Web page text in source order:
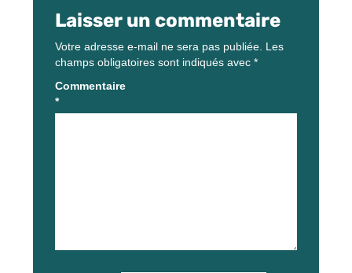
Laisser un commentaire
Votre adresse e-mail ne sera pas publiée. Les
champs obligatoires sont indiqués avec *
Commentaire
*